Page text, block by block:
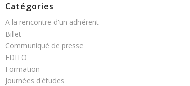
Catégories
A la rencontre d'un adhérent
Billet
Communiqué de presse
EDITO
Formation
Journées d'études